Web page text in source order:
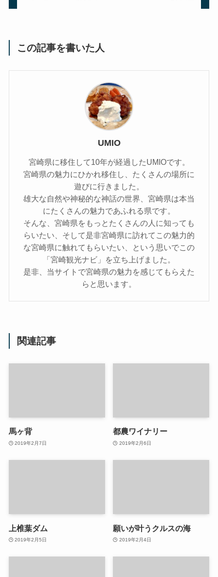
この記事を書いた人
UMIO
宮崎県に移住して10年が経過したUMIOです。
宮崎県の魅力にひかれ移住し、たくさんの場所に
遊びに行きました。
雄大な自然や神秘的な神話の世界、宮崎県は本当
にたくさんの魅力であふれる県です。
そんな、宮崎県をもっとたくさんの人に知っても
らいたい、そして是非宮崎県に訪れてこの魅力的
な宮崎県に触れてもらいたい、という思いでこの
「宮崎観光ナビ」を立ち上げました。
是非、当サイトで宮崎県の魅力を感じてもらえた
らと思います。
関連記事
馬ヶ背
2019年2月7日
都農ワイナリー
2019年2月6日
上椎葉ダム
2019年2月5日
願いが叶うクルスの海
2019年2月4日